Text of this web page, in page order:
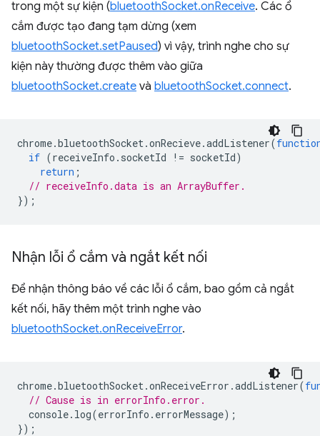
trong một sự kiện (bluetoothSocket.onReceive. Các ổ
cắm được tạo đang tạm dừng (xem
bluetoothSocket.setPaused) vì vậy, trình nghe cho sự
kiện này thường được thêm vào giữa
bluetoothSocket.create và bluetoothSocket.connect.
chrome.bluetoothSocket.onRecieve.addListener(
if (receiveInfo . socketId != socketId)
return ;
// receiveInfo.data is an ArrayBuffer.
});
Nhận lỗi ổ cắm và ngắt kết nối
Để nhận thông báo về các lỗi ổ cắm, bao gồm cả ngắt
kết nối, hãy thêm một trình nghe vào
bluetoothSocket.onReceiveError.
chrome.bluetoothSocket.onReceiveError .addListener(
// Cause is in errorInfo.error.
console. log(errorInfo . errorMessage);
});